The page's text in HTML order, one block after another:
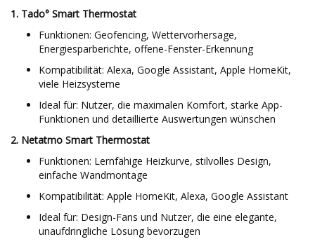
1. Tado° Smart Thermostat
Funktionen: Geofencing, Wettervorhersage,
Energiesparberichte, offene-Fenster-Erkennung
Kompatibilität: Alexa, Google Assistant, Apple HomeKit,
viele Heizsysteme
Ideal für: Nutzer, die maximalen Komfort, starke App-
Funktionen und detaillierte Auswertungen wünschen
2. Netatmo Smart Thermostat
Funktionen: Lernfähige Heizkurve, stilvolles Design,
einfache Wandmontage
Kompatibilität: Apple HomeKit, Alexa, Google Assistant
Ideal für: Design-Fans und Nutzer, die eine elegante,
unaufdringliche Lösung bevorzugen